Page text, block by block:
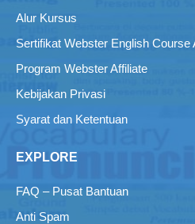
Alur Kursus
Sertifikat Webster English
Program Webster Affiliate
Kebijakan Privasi
Syarat dan Ketentuan
EXPLORE
FAQ – Pusat Bantuan
Anti Spam